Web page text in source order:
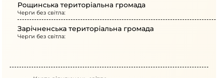
Рощинська територіальна громада
Черги без світла:
Зарічненська територіальна громада
Черги без світла: